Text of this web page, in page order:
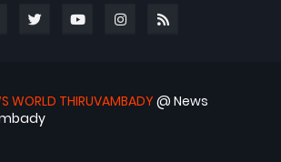
WORLD THIRUVAMBADY @ News